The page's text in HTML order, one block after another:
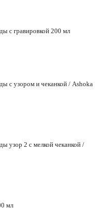
с гравировкой 200 мл
с узором и чеканкой / Ashoka
узор 2 с мелкой чеканкой /
мл